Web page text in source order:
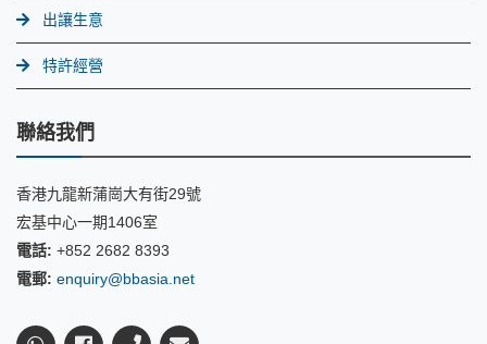
出讓生意
特許經營
聯絡我們
香港九龍新蒲崗大有街29號
宏基中心一期1406室
電話: +852 2682 8393
電郵: enquiry@bbasia.net